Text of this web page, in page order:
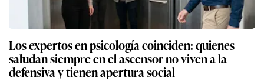
Los expertos en psicología coinciden: quienes
saludan siempre en el ascensor no viven a la
defensiva y tienen apertura social